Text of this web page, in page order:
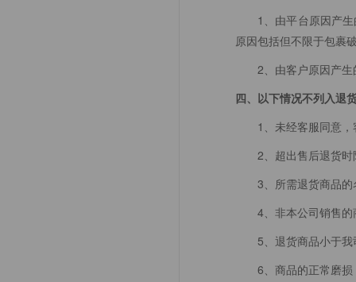
1、由平台原因产
原因包括但不限于包裹
2、由客户原因产
四、以下情况不列入退
1、未经客服同意
2、超出售后退货
3、所需退货商品
4、非本公司销售的
5、退货商品小于
6、商品的正常磨损